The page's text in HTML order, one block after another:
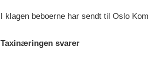
I klagen beboerne har sendt til Oslo
Taxinæringen svarer